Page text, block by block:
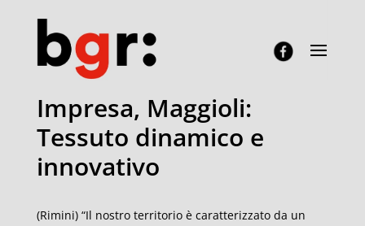
Impresa, Maggioli:
Tessuto dinamico e
innovativo
(Rimini) “Il nostro territorio è caratterizzato da un